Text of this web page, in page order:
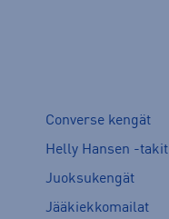
Converse kengät
Helly Hansen -takit
Juoksukengät
Jääkiekkomailat